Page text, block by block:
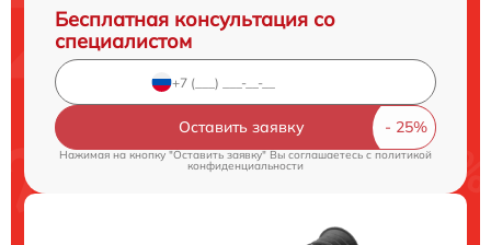
Бесплатная консультация со
специалистом
Оставить заявку
Нажимая на кнопку "Оставить заявку" Вы соглашаетесь cполитикой
конфиденциальности